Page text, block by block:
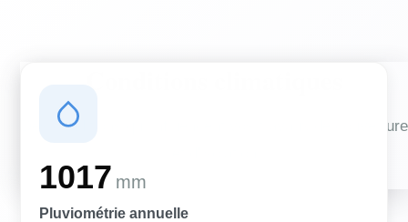
Des conditions qui influencent vos travaux de couverture
1017 mm
Pluviométrie annuelle